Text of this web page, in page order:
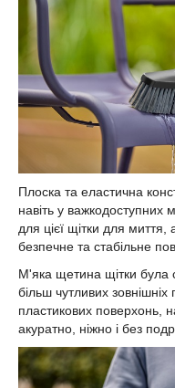
Плоска та еластична
навіть у важкодоступних
для цієї щітки для миття,
безпечне та стабільне
М'яка щетина щітки була
більш чутливих
пластикових поверхонь,
акуратно, ніжно і без